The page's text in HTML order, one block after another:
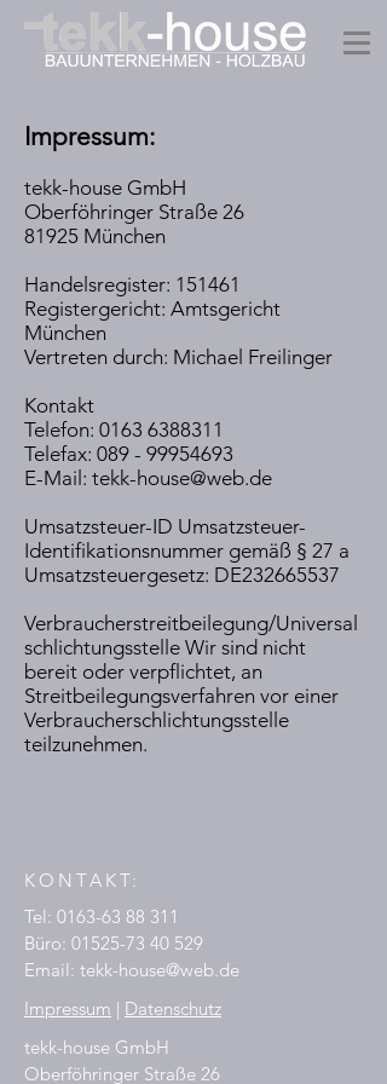
Impressum:
tekk-house GmbH
Oberföhringer Straße 26
81925 München
Handelsregister: 151461
Registergericht: Amtsgericht
München
Vertreten durch: Michael Freilinger
Kontakt
Telefon: 0163 6388311
Telefax: 089 - 99954693
E-Mail: tekk-house@web.de
Umsatzsteuer-ID Umsatzsteuer-
Identifikationsnummer gemäß § 27 a
Umsatzsteuergesetz: DE232665537
Verbraucherstreitbeilegung/Universal
schlichtungsstelle Wir sind nicht
bereit oder verpflichtet, an
Streitbeilegungsverfahren vor einer
Verbraucherschlichtungsstelle
teilzunehmen.
KONTAKT:
Tel: 0163-63 88 311
Büro: 01525-73 40 529
Email: tekk-house@web.de
Impressum | Datenschutz
tekk-house GmbH
Oberföhringer Straße 26